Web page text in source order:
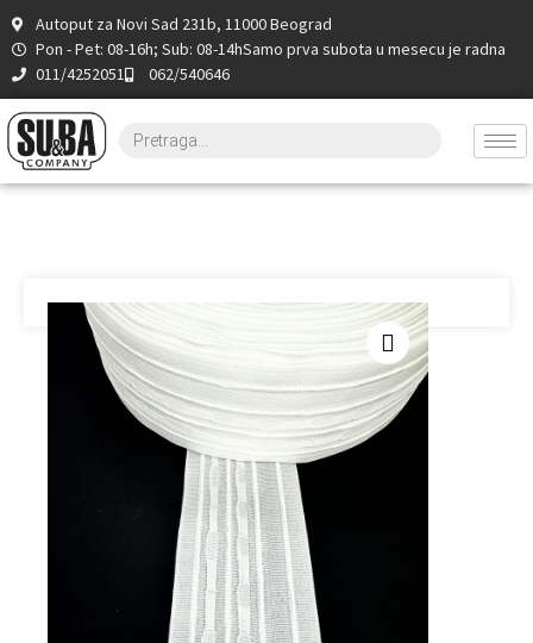
Autoput za Novi Sad 231b, 11000 Beograd
Pon - Pet: 08-16h; Sub: 08-14hSamo prva subota u mesecu je radna
011/4252051
062/540646